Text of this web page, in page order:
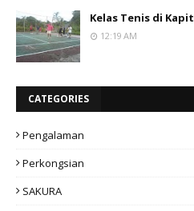
Kelas Tenis di Kapit
12:19 AM
CATEGORIES
Pengalaman
Perkongsian
SAKURA